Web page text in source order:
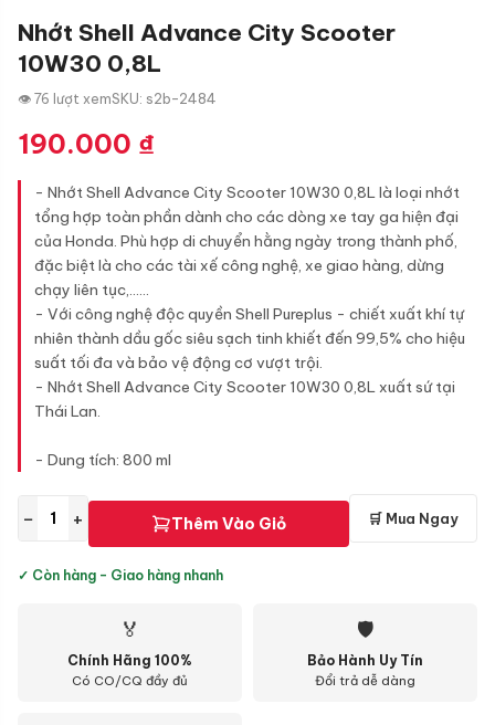
Nhớt Shell Advance City Scooter
10W30 0,8L
👁 76 lượt xemSKU: s2b-2484
190.000 ₫
- Nhớt Shell Advance City Scooter 10W30 0,8L là loại nhớt
tổng hợp toàn phần dành cho các dòng xe tay ga hiện đại
của Honda. Phù hợp di chuyển hằng ngày trong thành phố,
đặc biệt là cho các tài xế công nghệ, xe giao hàng, dừng
chạy liên tục,......
- Với công nghệ độc quyền Shell Pureplus - chiết xuất khí tự
nhiên thành dầu gốc siêu sạch tinh khiết đến 99,5% cho hiệu
suất tối đa và bảo vệ động cơ vượt trội.
- Nhớt Shell Advance City Scooter 10W30 0,8L xuất sứ tại
Thái Lan.
- Dung tích: 800 ml
− + Thêm Vào Giỏ 🛒 Mua Ngay
✓ Còn hàng - Giao hàng nhanh
🏅
Chính Hãng 100%
Có CO/CQ đầy đủ
🛡
Bảo Hành Uy Tín
Đổi trả dễ dàng